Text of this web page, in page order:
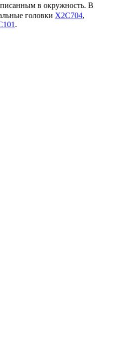
в окружность. В
головки X2C704,
.